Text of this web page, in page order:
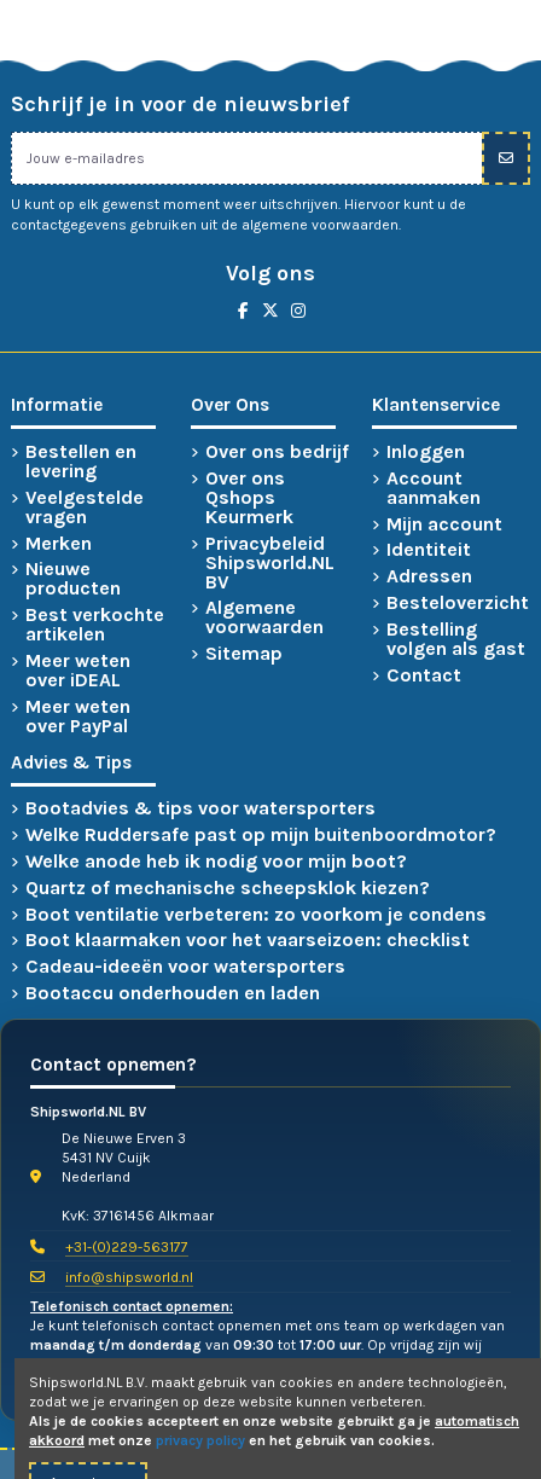
Schrijf je in voor de nieuwsbrief
U kunt op elk gewenst moment weer uitschrijven. Hiervoor kunt u de
contactgegevens gebruiken uit de algemene voorwaarden.
Volg ons
Informatie
Bestellen en
levering
Veelgestelde
vragen
Merken
Nieuwe
producten
Best verkochte
artikelen
Meer weten
over iDEAL
Meer weten
over PayPal
Over Ons
Over ons bedrijf
Over ons
Qshops
Keurmerk
Privacybeleid
Shipsworld.NL
BV
Algemene
voorwaarden
Sitemap
Klantenservice
Inloggen
Account
aanmaken
Mijn account
Identiteit
Adressen
Besteloverzicht
Bestelling
volgen als gast
Contact
Advies & Tips
Bootadvies & tips voor watersporters
Welke Ruddersafe past op mijn buitenboordmotor?
Welke anode heb ik nodig voor mijn boot?
Quartz of mechanische scheepsklok kiezen?
Boot ventilatie verbeteren: zo voorkom je condens
Boot klaarmaken voor het vaarseizoen: checklist
Cadeau-ideeën voor watersporters
Bootaccu onderhouden en laden
Contact opnemen?
Shipsworld.NL BV
De Nieuwe Erven 3
5431 NV Cuijk
Nederland
KvK: 37161456 Alkmaar
+31-(0)229-563177
info@shipsworld.nl
Telefonisch contact opnemen:
Je kunt telefonisch contact opnemen met ons team op werkdagen van
maandag t/m donderdag van 09:30 tot 17:00 uur. Op vrijdag zijn wij
Shipsworld.NL B.V. maakt gebruik van cookies en andere technologieën,
zodat we je ervaringen op deze website kunnen verbeteren.
Als je de cookies accepteert en onze website gebruikt ga je automatisch
akkoord met onze privacy policy en het gebruik van cookies.